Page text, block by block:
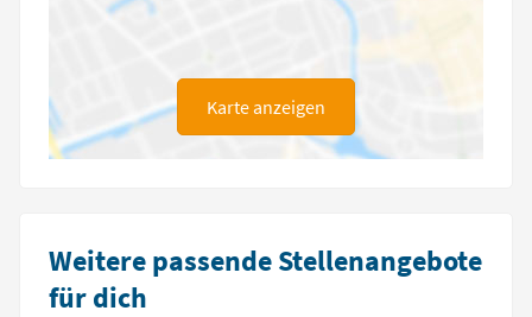
Karte anzeigen
Weitere passende Stellenangebote
für dich